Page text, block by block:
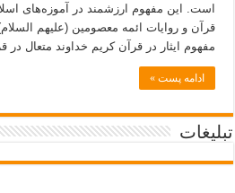
است. این مفهوم ارزشمند در آموزه‌های
قرآن و روایات ائمه معصومین (علیهم
مفهوم ایثار در قرآن کریم خداوند متعال
ادامه پست »
تبلیغات